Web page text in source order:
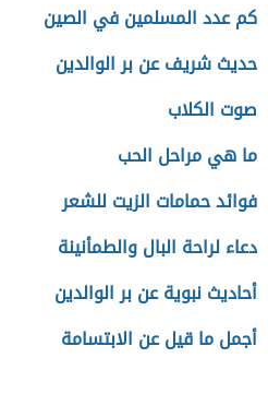
كم عدد المسلمين في الصين
حديث شريف عن بر الوالدين
صوت الكلاب
ما هي مراحل الحب
فوائد حمامات الزيت للشعر
دعاء لراحة البال والطمأنينة
أحاديث نبوية عن بر الوالدين
أجمل ما قيل عن الابتسامة